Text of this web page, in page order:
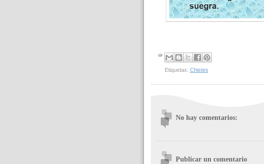
Etiquetas: Chistes
No hay comentarios:
Publicar un comentario